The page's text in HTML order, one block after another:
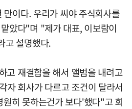
이다. 우리가 씨야 주식회사를
았다"며 "제가 대표, 이보람이
고 설명했다.
고 재결합을 해서 앨범을 내려고
자 회사가 다르고 조건이 달라서
히 못하는건가 보다'했다"고 회